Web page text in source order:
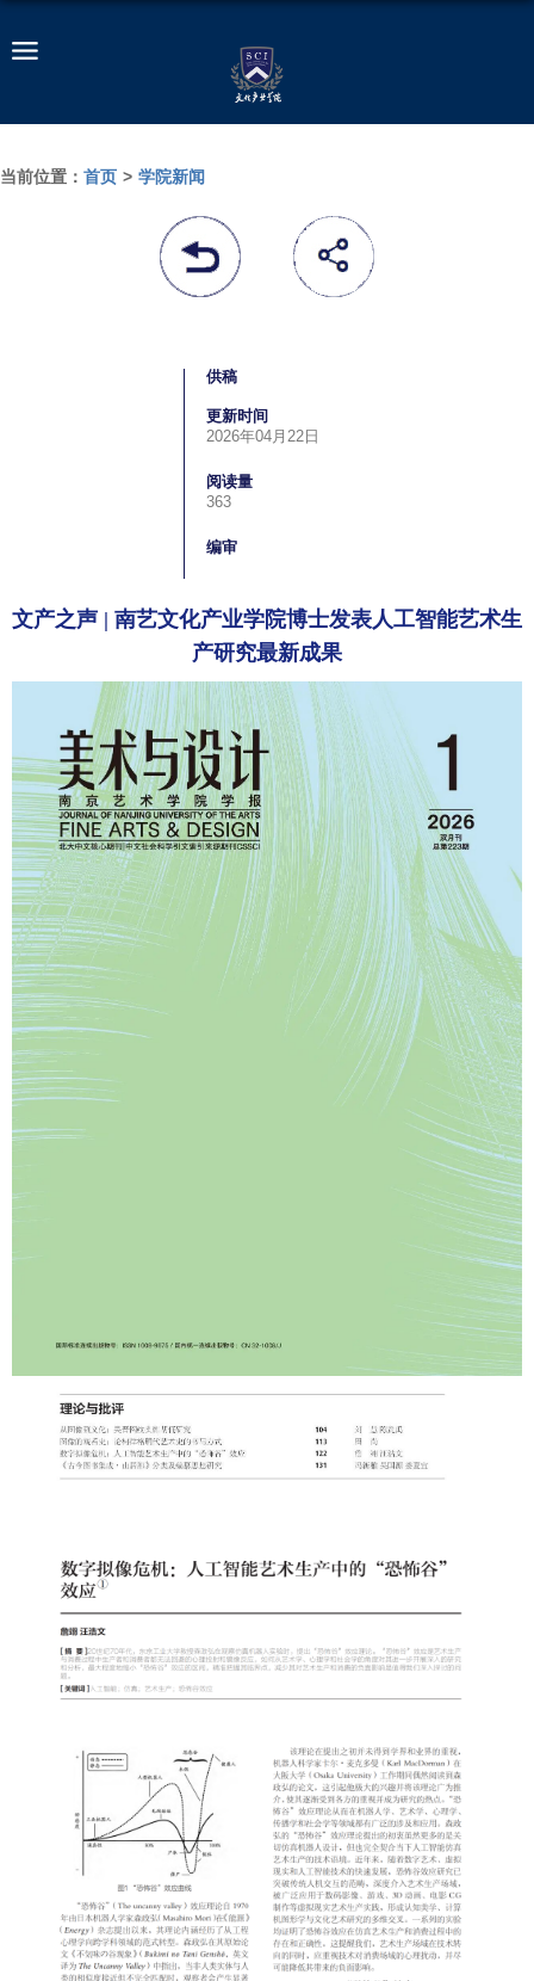
当前位置： 首页 > 学院新闻
供稿
更新时间
2026年04月22日
阅读量
363
编审
文产之声 | 南艺文化产业学院博士发表人工智能艺术生
产研究最新成果